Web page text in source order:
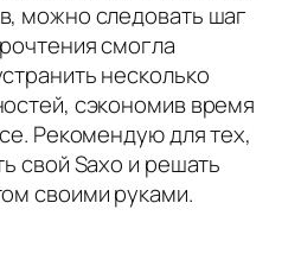
можно следовать шаг
смогла
несколько
сэкономив время
Рекомендую для тех,
свой Saxo и решать
своими руками.